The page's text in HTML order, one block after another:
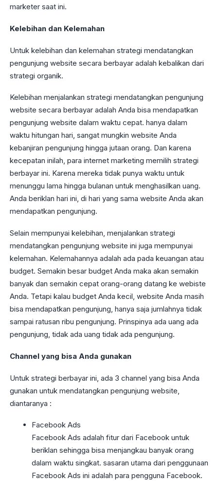
marketer saat ini.
Kelebihan dan Kelemahan
Untuk kelebihan dan kelemahan strategi mendatangkan
pengunjung website secara berbayar adalah kebalikan dari
strategi organik.
Kelebihan menjalankan strategi mendatangkan pengunjung
website secara berbayar adalah Anda bisa mendapatkan
pengunjung website dalam waktu cepat. hanya dalam
waktu hitungan hari, sangat mungkin website Anda
kebanjiran pengunjung hingga jutaan orang. Dan karena
kecepatan inilah, para internet marketing memilih strategi
berbayar ini. Karena mereka tidak punya waktu untuk
menunggu lama hingga bulanan untuk menghasilkan uang.
Anda beriklan hari ini, di hari yang sama website Anda akan
mendapatkan pengunjung.
Selain mempunyai kelebihan, menjalankan strategi
mendatangkan pengunjung website ini juga mempunyai
kelemahan. Kelemahannya adalah ada pada keuangan atau
budget. Semakin besar budget Anda maka akan semakin
banyak dan semakin cepat orang-orang datang ke webiste
Anda. Tetapi kalau budget Anda kecil, website Anda masih
bisa mendapatkan pengunjung, hanya saja jumlahnya tidak
sampai ratusan ribu pengunjung. Prinspinya ada uang ada
pengunjung, tidak ada uang tidak ada pengunjung.
Channel yang bisa Anda gunakan
Untuk strategi berbayar ini, ada 3 channel yang bisa Anda
gunakan untuk mendatangkan pengunjung website,
diantaranya :
Facebook Ads
Facebook Ads adalah fitur dari Facebook untuk
beriklan sehingga bisa menjangkau banyak orang
dalam waktu singkat. sasaran utama dari penggunaan
Facebook Ads ini adalah para pengguna Facebook.